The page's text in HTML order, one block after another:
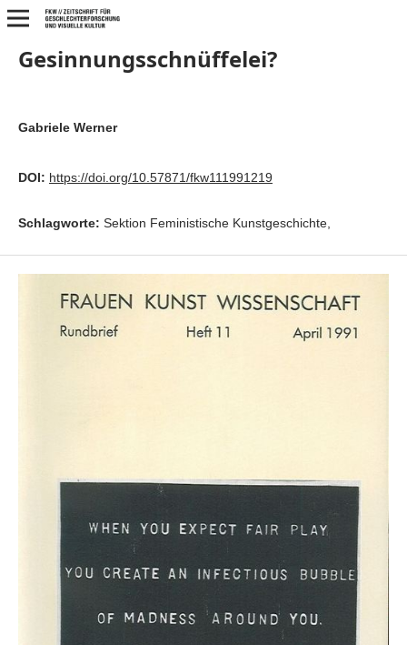
Gesinnungsschnüffelei?
Gabriele Werner
DOI: https://doi.org/10.57871/fkw111991219
Schlagworte: Sektion Feministische Kunstgeschichte,